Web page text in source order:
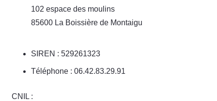
102 espace des moulins
85600 La Boissière de Montaigu
SIREN : 529261323
Téléphone : 06.42.83.29.91
CNIL :